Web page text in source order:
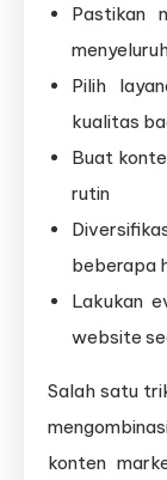
Pastikan
Pilih
kualitas
Buat
rutin
beberapa
Lakukan
website
Salah satu
konten